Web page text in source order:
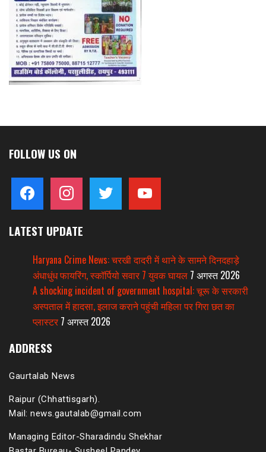
FOLLOW US ON
facebook instagram twitter
LATEST UPDATE
Haryana Crime News: चरखी दादरी में थाने के सामने दिनदहाड़े
अंधाधुंध फायरिंग, स्कॉर्पियो सवार 7 युवक घायल 7 अगस्त 2026
A shocking incident of government hospital: चूरू के सरकारी
अस्पताल में हादसा, इलाज कराने पहुंची महिला पर गिरा छत का
प्लास्टर 7 अगस्त 2026
ADDRESS
Gaurtalab News
Raipur (Chhattisgarh).
Mail: news.gautalab@gmail.com
Managing Editor-Sharadindu Shekhar